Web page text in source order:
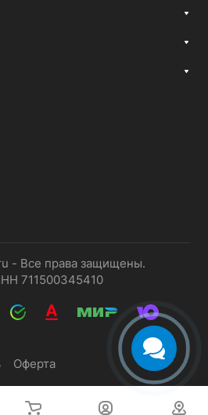
- Все права защищены.
711500345410
Оферта